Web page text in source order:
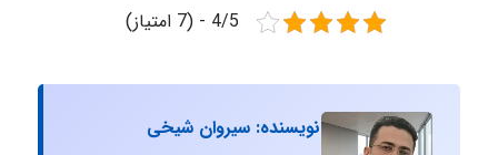
4/5 - (7 امتیاز)
نویسنده: سیروان شیخی